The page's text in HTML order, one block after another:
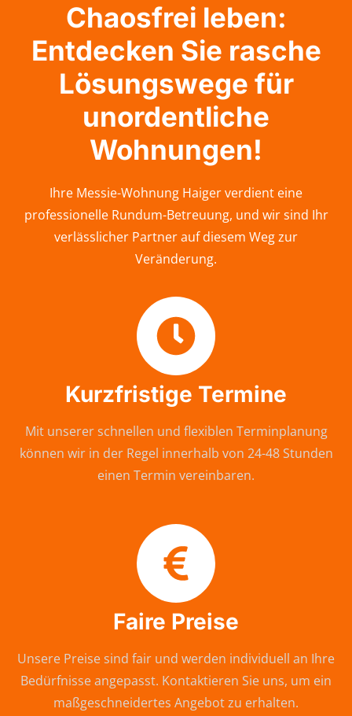
Chaosfrei leben:
Entdecken Sie rasche
Lösungswege für
unordentliche
Wohnungen!
Ihre Messie-Wohnung Haiger verdient eine
professionelle Rundum-Betreuung, und wir sind Ihr
verlässlicher Partner auf diesem Weg zur
Veränderung.
Kurzfristige Termine
Mit unserer schnellen und flexiblen Terminplanung
können wir in der Regel innerhalb von 24-48 Stunden
einen Termin vereinbaren.
Faire Preise
Unsere Preise sind fair und werden individuell an Ihre
Bedürfnisse angepasst. Kontaktieren Sie uns, um ein
maßgeschneidertes Angebot zu erhalten.